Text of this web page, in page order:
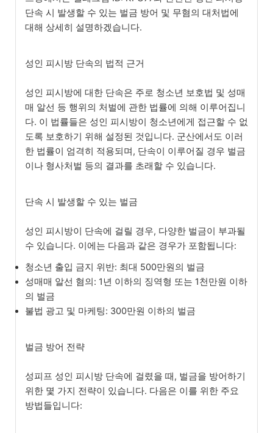
단속 시 발생할 수 있는 벌금 방어 및 무혐의 대처법에
대해 상세히 설명하겠습니다.
성인 피시방 단속의 법적 근거
성인 피시방에 대한 단속은 주로 청소년 보호법 및 성매
매 알선 등 행위의 처벌에 관한 법률에 의해 이루어집니
다. 이 법률들은 성인 피시방이 청소년에게 접근할 수 없
도록 보호하기 위해 설정된 것입니다. 군산에서도 이러
한 법률이 엄격히 적용되며, 단속이 이루어질 경우 벌금
이나 형사처벌 등의 결과를 초래할 수 있습니다.
단속 시 발생할 수 있는 벌금
성인 피시방이 단속에 걸릴 경우, 다양한 벌금이 부과될
수 있습니다. 이에는 다음과 같은 경우가 포함됩니다:
청소년 출입 금지 위반: 최대 500만원의 벌금
성매매 알선 혐의: 1년 이하의 징역형 또는 1천만원 이하
의 벌금
불법 광고 및 마케팅: 300만원 이하의 벌금
벌금 방어 전략
성피프 성인 피시방 단속에 걸렸을 때, 벌금을 방어하기
위한 몇 가지 전략이 있습니다. 다음은 이를 위한 주요
방법들입니다: